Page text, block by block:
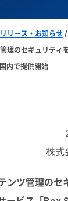
リース・お知らせ
のセキュリティ
内で提供開始
株式
ンツ管理のセ